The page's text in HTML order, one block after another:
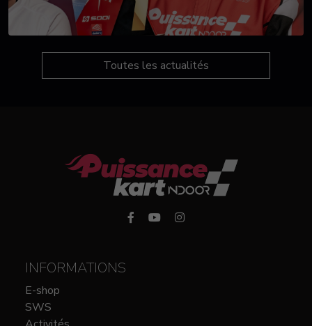
Toutes les actualités
INFORMATIONS
E-shop
SWS